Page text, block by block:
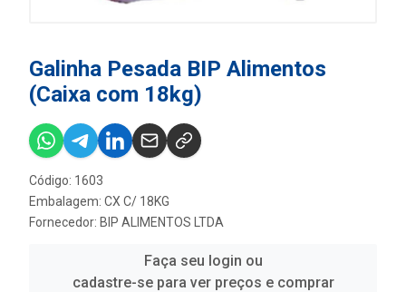
Galinha Pesada BIP Alimentos
(Caixa com 18kg)
Código: 1603
Embalagem: CX C/ 18KG
Fornecedor: BIP ALIMENTOS LTDA
Faça seu login ou
cadastre-se para ver preços e comprar